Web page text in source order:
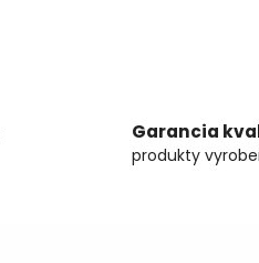
Garancia
produkty